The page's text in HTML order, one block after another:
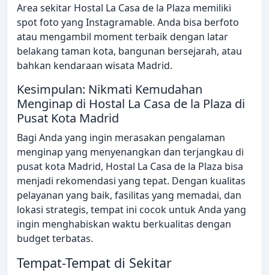
Area sekitar Hostal La Casa de la Plaza memiliki
spot foto yang Instagramable. Anda bisa berfoto
atau mengambil moment terbaik dengan latar
belakang taman kota, bangunan bersejarah, atau
bahkan kendaraan wisata Madrid.
Kesimpulan: Nikmati Kemudahan
Menginap di Hostal La Casa de la Plaza di
Pusat Kota Madrid
Bagi Anda yang ingin merasakan pengalaman
menginap yang menyenangkan dan terjangkau di
pusat kota Madrid, Hostal La Casa de la Plaza bisa
menjadi rekomendasi yang tepat. Dengan kualitas
pelayanan yang baik, fasilitas yang memadai, dan
lokasi strategis, tempat ini cocok untuk Anda yang
ingin menghabiskan waktu berkualitas dengan
budget terbatas.
Tempat-Tempat di Sekitar